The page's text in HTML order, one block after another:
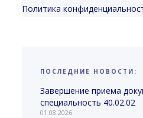
Политика
ПОСЛЕДНИЕ НОВОСТИ:
Завершение приема
специальность 40.02.02
01.08.2026